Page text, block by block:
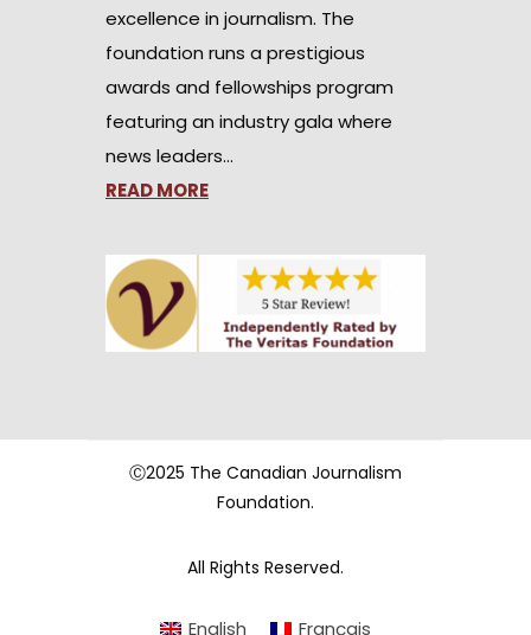
excellence in journalism. The
foundation runs a prestigious
awards and fellowships program
featuring an industry gala where
news leaders…
READ MORE
Ⓒ2025 The Canadian Journalism
Foundation.
All Rights Reserved.
English Français